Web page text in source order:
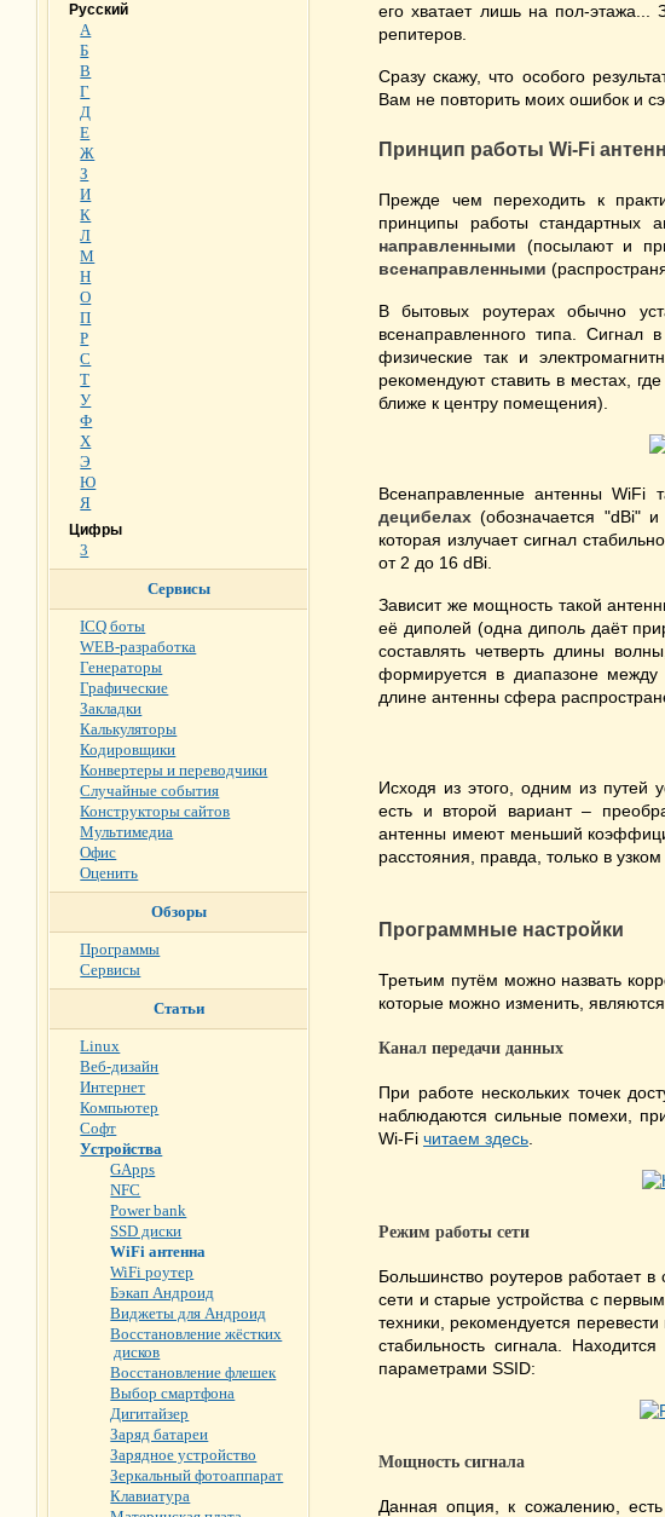
его хватает лишь на пол-этажа...
репитеров.
Сразу скажу, что особого
Вам не повторить моих ошибок и
Принцип работы Wi-Fi
Прежде чем переходить к
принципы работы стандартных
направленными (посылают и
всенаправленными
В бытовых роутерах обычно
всенаправленного типа. Сигнал
физические так и
рекомендуют ставить в местах,
ближе к центру помещения).
Всенаправленные антенны WiFi
децибелах (обозначается "dBi"
которая излучает сигнал
от 2 до 16 dBi.
Зависит же мощность такой
её диполей (одна диполь даёт
составлять четверть длины
формируется в диапазоне между
длине антенны сфера
Исходя из этого, одним из путей
есть и второй вариант –
антенны имеют меньший
расстояния, правда, только в
Программные настройки
Третьим путём можно назвать
которые можно изменить,
Канал передачи данных
При работе нескольких точек
наблюдаются сильные помехи,
Wi-Fi читаем здесь
Режим работы сети
Большинство роутеров работает
сети и старые устройства с
техники, рекомендуется
стабильность сигнала.
параметрами SSID:
Мощность сигнала
Данная опция, к сожалению,
Русский
А
Б
В
Г
Д
Е
Ж
З
И
К
Л
М
Н
О
П
Р
С
Т
У
Ф
Х
Э
Ю
Я
Цифры
3
Сервисы
ICQ боты
WEB-разработка
Генераторы
Графические
Закладки
Калькуляторы
Кодировщики
Конвертеры и переводчики
Случайные события
Конструкторы сайтов
Мультимедиа
Офис
Оценить
Обзоры
Программы
Сервисы
Статьи
Linux
Веб-дизайн
Интернет
Компьютер
Софт
Устройства
GApps
NFC
Power bank
SSD диски
WiFi антенна
WiFi роутер
Бэкап Андроид
Виджеты для Андроид
Восстановление жёстких
дисков
Восстановление флешек
Выбор смартфона
Дигитайзер
Заряд батареи
Зарядное устройство
Зеркальный фотоаппарат
Клавиатура